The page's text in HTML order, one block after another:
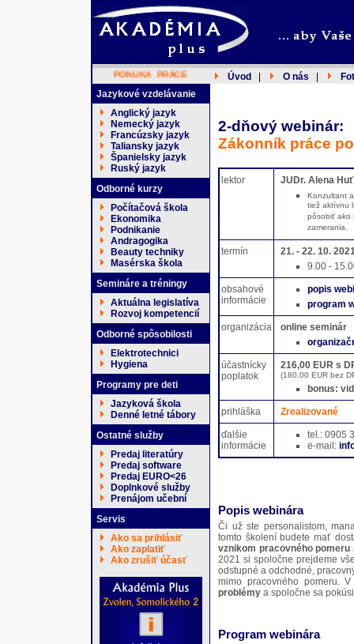
PONUKA PRÁCE Úvod O nás
Jazykové vzdelávanie
Anglický jazyk
Nemecký jazyk
Francúzsky jazyk
Taliansky jazyk
Španielsky jazyk
Ruský jazyk
Odborné kurzy
Počítačová škola
Ekonomika
Podnikanie
Andragogika
Beauty techniky
Masérska škola
Semináre a tréningy
Aktuálna legislatíva
Rozvoj kompetencií
Odborné spôsobilosti
Elektrotechnici
Hygiena
Programy pre deti
Jazyková škola
Denné letné tábory
Ostatné služby
Predaj literatúry
Predaj software
Predaj EURO<26
Doplnkové služby
Prenájom učební
Servis
Ako sa prihlásiť
Ako zaplatiť
Ako zrušiť účasť
2-dňový webinár:
Zákonník práce
lektor JUDr. Alena
Konzultant
tiež aktívnu
pôsobiť ako
zamerania.
termín
21. - 22. 10.
9.00 -
obsahové
informácie
popis
program
organizácia
online seminár
účastnícky
poplatok
216,00 EUR s
(180,00 EUR bez
bonus:
prihláška Zrealizované
ďalšie
informácie
tel.: 0905
e-mail:
Popis webinára
Či už ste personalistom,
tomto školení budete mať
vznikom pracovného pomeru
2021 si spoločne prejdeme
odstupné a odchodné,
mimo pracovného pomeru.
problémy a spoločne sa
Program webinára